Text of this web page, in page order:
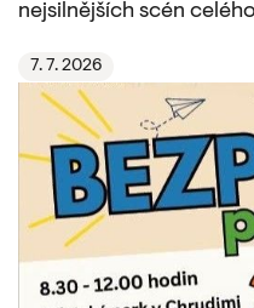
nejsilnějších scén
7. 7. 2026